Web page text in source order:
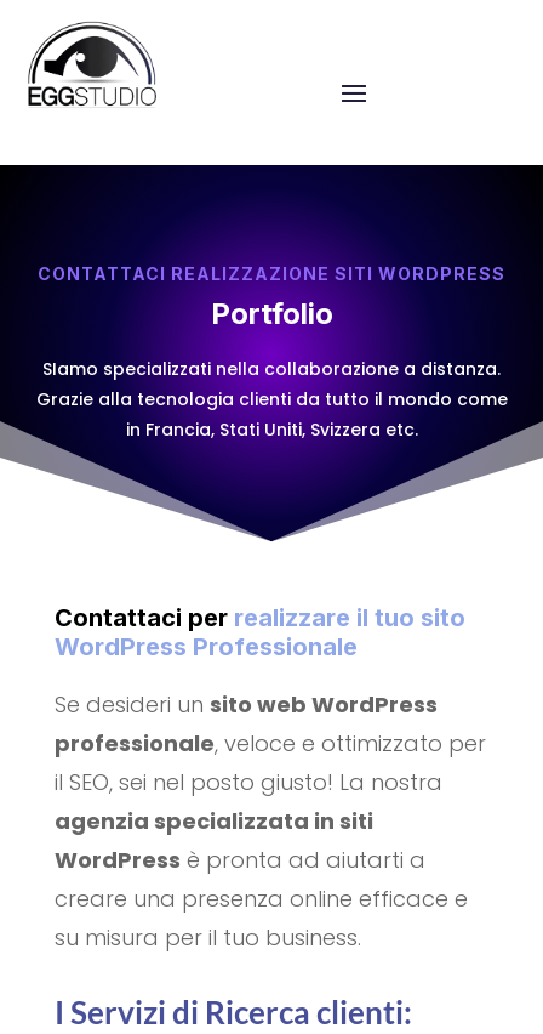
CONTATTACI REALIZZAZIONE SITI WORDPRESS
Portfolio
SIamo specializzati nella collaborazione a distanza.
Grazie alla tecnologia clienti da tutto il mondo come
in Francia, Stati Uniti, Svizzera etc.
Contattaci per realizzare il tuo sito
WordPress Professionale
Se desideri un sito web WordPress
professionale, veloce e ottimizzato per
il SEO, sei nel posto giusto! La nostra
agenzia specializzata in siti
WordPress è pronta ad aiutarti a
creare una presenza online efficace e
su misura per il tuo business.
I Servizi di Ricerca clienti: